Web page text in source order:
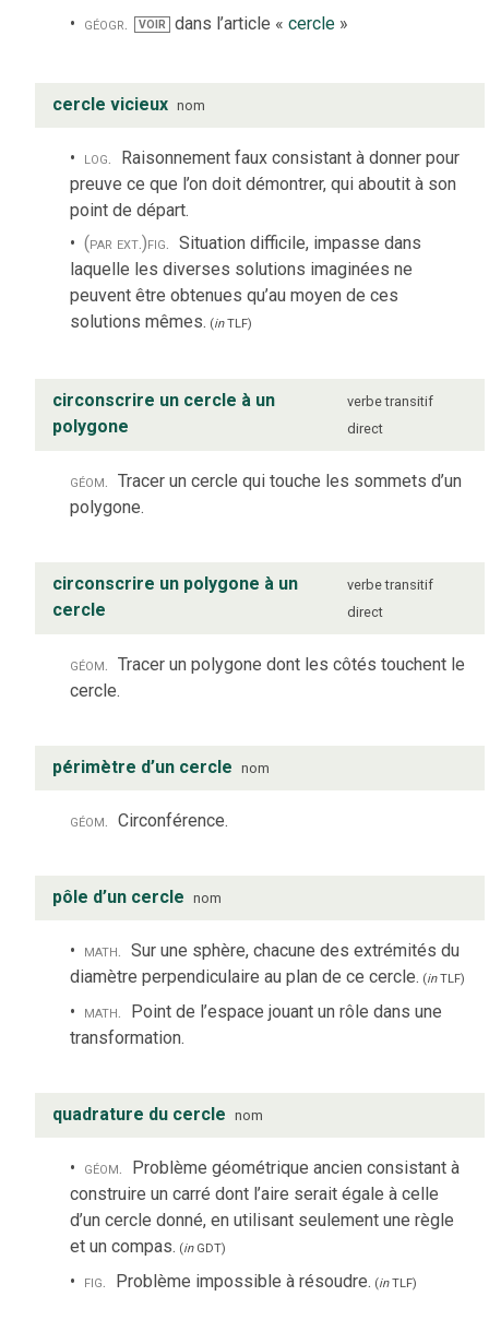
géogr.
VOIR dans l’article « cercle»
cercle vicieux nom
log.
Raisonnement faux consistant à donner pour
preuve ce que l’on doit démontrer, qui aboutit à son
point de départ.
(par ext.)fig.
Situation difficile, impasse dans
laquelle les diverses solutions imaginées ne
peuvent être obtenues qu’au moyen de ces
solutions mêmes. (inTLF)
circonscrire un cercle à un
polygone
verbe transitif
direct
géom.
Tracer un cercle qui touche les sommets d’un
polygone.
circonscrire un polygone à un
cercle
verbe transitif
direct
géom.
Tracer un polygone dont les côtés touchent le
cercle.
périmètre d’un cercle nom
géom. Circonférence.
pôle d’un cercle nom
math.
Sur une sphère, chacune des extrémités du
diamètre perpendiculaire au plan de ce cercle. (inTLF)
math.
Point de l’espace jouant un rôle dans une
transformation.
quadrature du cercle nom
géom.
Problème géométrique ancien consistant à
construire un carré dont l’aire serait égale à celle
d’un cercle donné, en utilisant seulement une règle
et un compas. (inGDT)
fig. Problème impossible à résoudre. (inTLF)